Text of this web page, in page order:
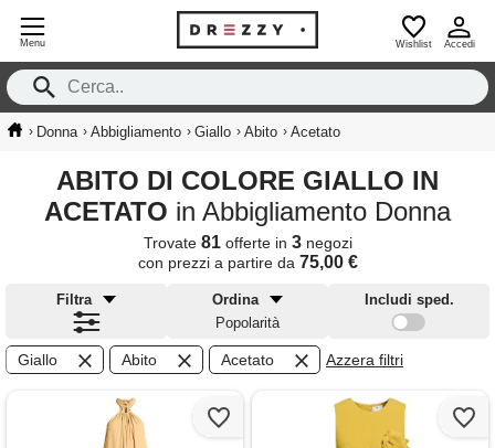
Menu Wishlist Accedi
› Donna › Abbigliamento › Giallo › Abito › Acetato
ABITO DI COLORE GIALLO IN
ACETATO in Abbigliamento Donna
Trovate 81offerte in 3negozi
con prezzi a partire da 75,00 €
Filtra
Ordina
Popolarità
Includi sped.
Giallo Abito Acetato Azzera filtri